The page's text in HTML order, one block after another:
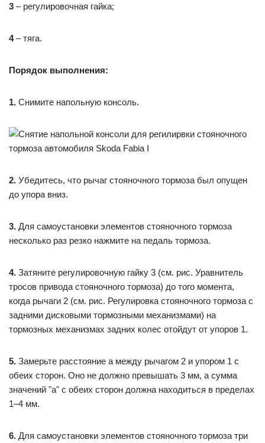
3 – регулировочная гайка;
4– тяга.
Порядок выполнения:
1. Снимите напольную консоль.
2. Убедитесь, что рычаг стояночного тормоза был опущен
до упора вниз.
3. Для самоустановки элементов стояночного тормоза
несколько раз резко нажмите на педаль тормоза.
4. Затяните регулировочную гайку 3 (см. рис. Уравнитель
тросов привода стояночного тормоза) до того момента,
когда рычаги 2 (см. рис. Регулировка стояночного тормоза с
задними дисковыми тормозными механизмами) на
тормозных механизмах задних колес отойдут от упоров 1.
5. Замерьте расстояние а между рычагом 2 и упором 1 с
обеих сторон. Оно не должно превышать 3 мм, а сумма
значений "а" с обеих сторон должна находиться в пределах
1–4 мм.
6. Для самоустановки элементов стояночного тормоза три